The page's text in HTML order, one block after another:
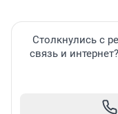
Столкнулись с
связь и